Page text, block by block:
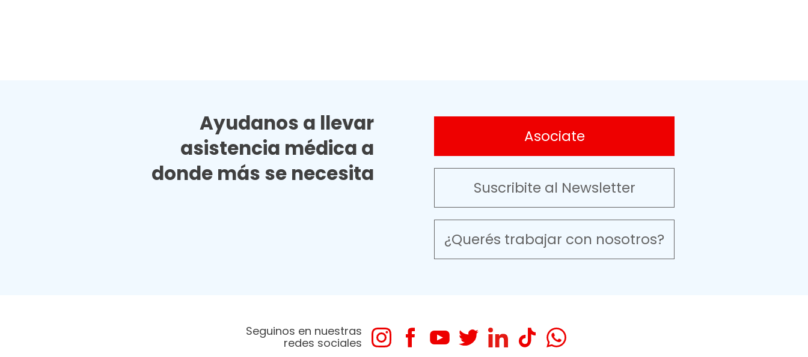
Ayudanos a llevar
asistencia médica a
donde más se necesita
Asociate
Suscribite al Newsletter
¿Querés trabajar con nosotros?
Seguinos en nuestras
redes sociales